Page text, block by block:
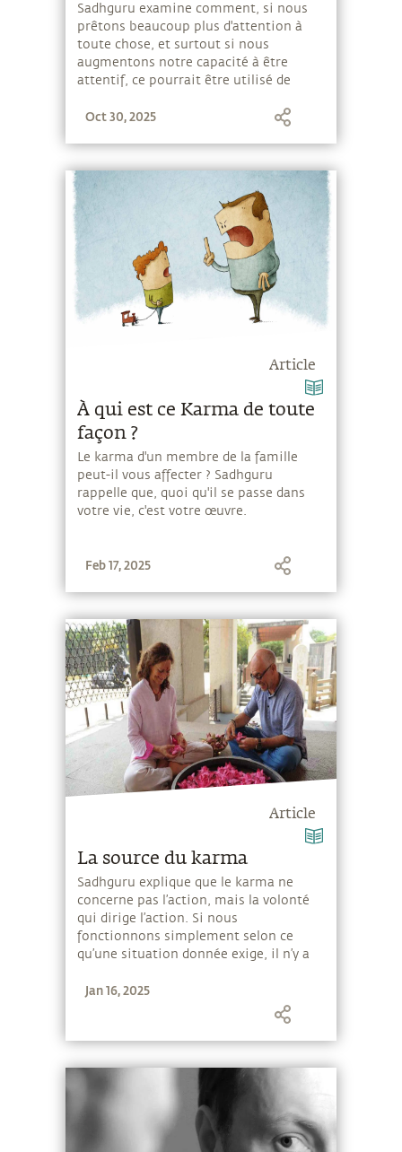
Sadhguru examine comment, si nous
prêtons beaucoup plus d'attention à
toute chose, et surtout si nous
augmentons notre capacité à être
attentif, ce pourrait être utilisé de
Oct 30, 2025
Article
À qui est ce Karma de toute
façon ?
Le karma d'un membre de la famille
peut-il vous affecter ? Sadhguru
rappelle que, quoi qu'il se passe dans
votre vie, c'est votre œuvre.
Feb 17, 2025
Article
La source du karma
Sadhguru explique que le karma ne
concerne pas l’action, mais la volonté
qui dirige l’action. Si nous
fonctionnons simplement selon ce
qu’une situation donnée exige, il n’y a
savoir plus.
Jan 16, 2025